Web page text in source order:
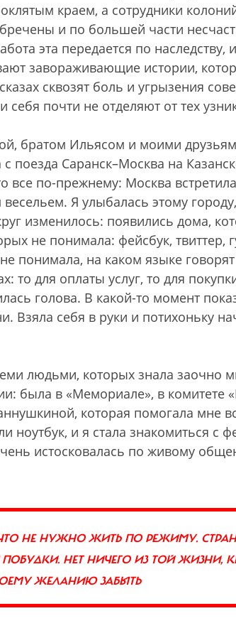
краем, а сотрудники
и по большей части
эта передается по наследству,
завораживающие истории,
сквозят боль и угрызения
почти не отделяют от тех
братом Ильясом и моими
Саранск–Москва на
по-прежнему: Москва
Я улыбалась этому
изменилось: появились дома,
не понимала: фейсбук, твиттер,
понимала, на каком языке
то для оплаты услуг, то для
голова. В какой-то момент
Взяла себя в руки и потихоньку
людьми, которых знала заочно
была в «Мемориале», в комитете
которая помогала мне
и я стала знакомиться с
истосковалась по живому
НЕ НУЖНО ЖИТЬ ПО РЕЖИМУ.
НЕТ НИЧЕГО ИЗ ТОЙ ЖИЗНИ,
ЖЕЛАНИЮ ЗАБЫТЬ